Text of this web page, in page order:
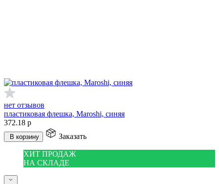
нет отзывов
пластиковая флешка, Maroshi, синяя
372.18 р
В корзину Заказать
ХИТ ПРОДАЖ
НА СКЛАДЕ